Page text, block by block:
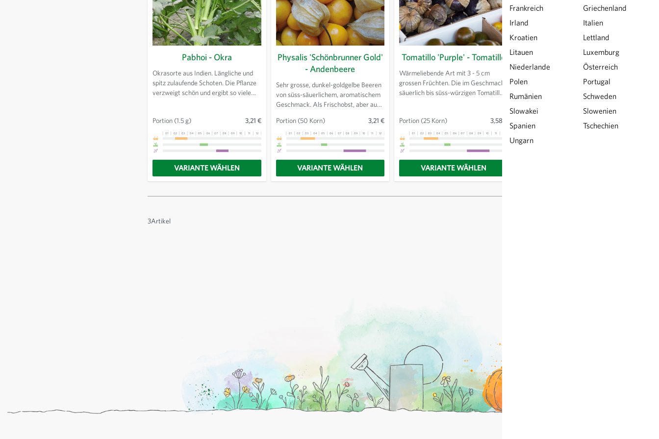
Frankreich
Griechenland
Irland
Italien
Kroatien
Lettland
Litauen
Luxemburg
Niederlande
Österreich
Polen
Portugal
Rumänien
Schweden
Slowakei
Slowenien
Spanien
Tschechien
Ungarn
Pabhoi - Okra
Okrasorte aus Indien. Längliche und
spitz zulaufende Schoten. Die Pflanze
verzweigt schön und ergibt so viele
3,21 €
Portion (1.5 g)
01 02 03 04 05 06 07 08 09 10 11 12
VARIANTE WÄHLEN
Physalis 'Schönbrunner Gold'
- Andenbeere
Sehr grosse, dunkel-goldgelbe Beeren
von süss-säuerlichem, aromatischem
Geschmack. Als Frischobst, aber auch
Die Beeren reifen nach der Ernte nicht
nach.
3,21 €
Portion (50 Korn)
01 02 03 04 05 06 07 08 09 10 11 12
VARIANTE WÄHLEN
Tomatillo 'Purple' - Tomatillo
Wärmeliebende Art mit 3 - 5 cm
grossen Früchten. Die im Geschmack
säuerlich bis süss-würzigen Tomatillos
gekocht, gerne auch im Chutney
verwendet werden.
3,58 €
Portion (25 Korn)
01 02 03 04 05 06 07 08 09 10 11
VARIANTE WÄHLEN
3Artikel